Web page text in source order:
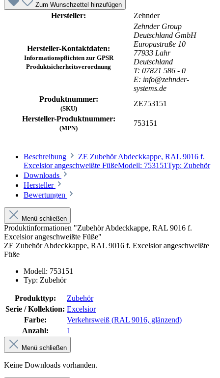
Zum Wunschzettel hinzufügen
Hersteller: Zehnder
Hersteller-Kontaktdaten:
Informationspflichten zur GPSR
Produktsicherheitsverordnung
Zehnder Group
Deutschland GmbH
Europastraße 10
77933 Lahr
Deutschland
T: 07821 586 - 0
E: info@zehnder-
systems.de
Produktnummer:
(SKU)
ZE753151
Hersteller-Produktnummer:
(MPN)
753151
Beschreibung
ZE Zubehör Abdeckkappe, RAL 9016 f.
Excelsior angeschweißte FüßeModell: 753151Typ: Zubehör
Downloads
Hersteller
Bewertungen
Menü schließen
Produktinformationen "Zubehör Abdeckkappe, RAL 9016 f.
Excelsior angeschweißte Füße"
ZE Zubehör Abdeckkappe, RAL 9016 f. Excelsior angeschweißte
Füße
Modell: 753151
Typ: Zubehör
Produkttyp:
Zubehör
Serie / Kollektion: Excelsior
Farbe:
Verkehrsweiß (RAL 9016, glänzend)
Anzahl:
1
Menü schließen
Keine Downloads vorhanden.